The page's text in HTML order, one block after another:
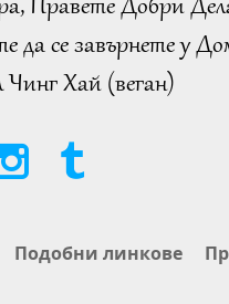
Правете Добри
да се завърнете у
Хай (веган)
Подобни линкове